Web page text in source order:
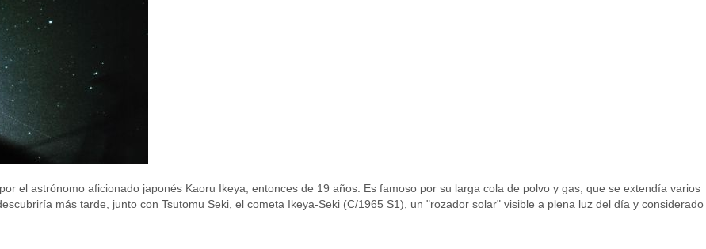
el astrónomo aficionado japonés Kaoru Ikeya, entonces de 19 años. Es famoso por su larga cola de polvo y gas, que se extendía varios
más tarde, junto con Tsutomu Seki, el cometa Ikeya-Seki (C/1965 S1), un "rozador solar" visible a plena luz del día y considerado